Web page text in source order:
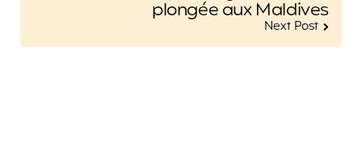
plongée aux Maldives
Next Post